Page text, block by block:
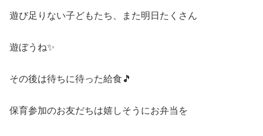
遊び足りない子どもたち、また明日たくさん
遊ぼうね✨
その後は待ちに待った給食🎵
保育参加のお友だちは嬉しそうにお弁当を